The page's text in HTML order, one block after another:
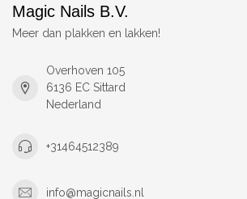
Magic Nails B.V.
Meer dan plakken en lakken!
Overhoven 105
6136 EC Sittard
Nederland
+31464512389
info@magicnails.nl